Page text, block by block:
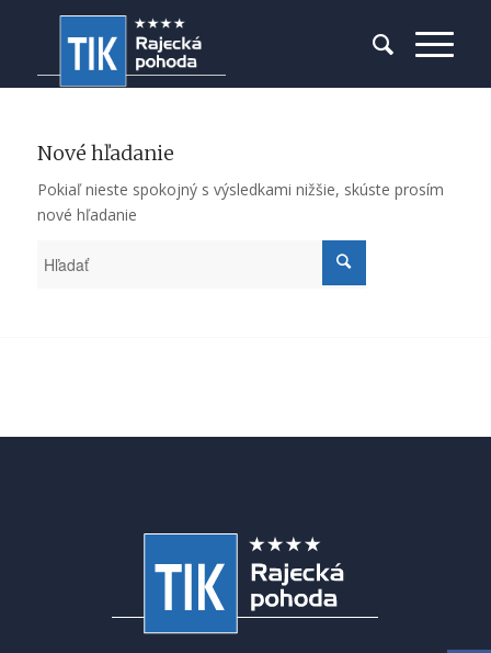
Nové hľadanie
Pokiaľ nieste spokojný s výsledkami nižšie, skúste prosím
nové hľadanie